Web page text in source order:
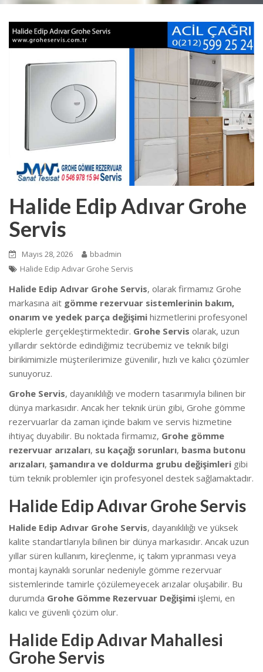
Halide Edip Adıvar Grohe
Servis
Mayıs 28, 2026
bbadmin
Halide Edip Adıvar Grohe Servis
Halide Edip Adıvar Grohe Servis, olarak firmamız Grohe
markasına ait gömme rezervuar sistemlerinin bakım,
onarım ve yedek parça değişimi hizmetlerini profesyonel
ekiplerle gerçekleştirmektedir. Grohe Servis olarak, uzun
yıllardır sektörde edindiğimiz tecrübemiz ve teknik bilgi
birikimimizle müşterilerimize güvenilir, hızlı ve kalıcı çözümler
sunuyoruz.
Grohe Servis, dayanıklılığı ve modern tasarımıyla bilinen bir
dünya markasıdır. Ancak her teknik ürün gibi, Grohe gömme
rezervuarlar da zaman içinde bakım ve servis hizmetine
ihtiyaç duyabilir. Bu noktada firmamız, Grohe gömme
rezervuar arızaları, su kaçağı sorunları, basma butonu
arızaları, şamandıra ve doldurma grubu değişimleri gibi
tüm teknik problemler için profesyonel destek sağlamaktadır.
Halide Edip Adıvar Grohe Servis
Halide Edip Adıvar Grohe Servis, dayanıklılığı ve yüksek
kalite standartlarıyla bilinen bir dünya markasıdır. Ancak uzun
yıllar süren kullanım, kireçlenme, iç takım yıpranması veya
montaj kaynaklı sorunlar nedeniyle gömme rezervuar
sistemlerinde tamirle çözülemeyecek arızalar oluşabilir. Bu
durumda Grohe Gömme Rezervuar Değişimi işlemi, en
kalıcı ve güvenli çözüm olur.
Halide Edip Adıvar Mahallesi
Grohe Servis